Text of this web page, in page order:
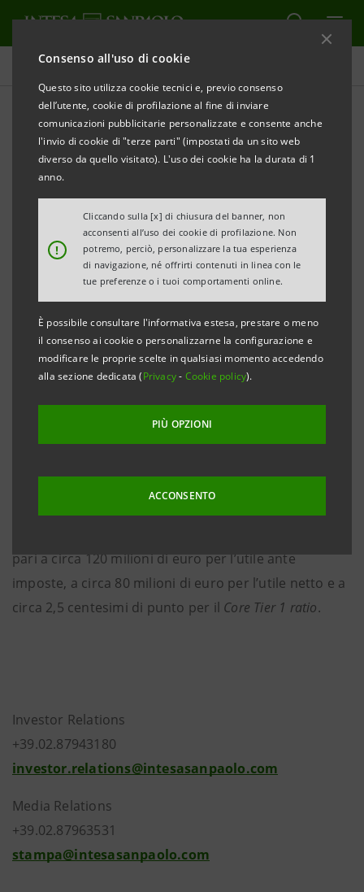
Consenso all'uso di cookie
Questo sito utilizza cookie tecnici e, previo consenso
dell’utente, cookie di profilazione al fine di inviare
comunicazioni pubblicitarie personalizzate e consente anche
l'invio di cookie di "terze parti" (impostati da un sito web
diverso da quello visitato). L'uso dei cookie ha la durata di 1
anno.
!
Cliccando sulla [x] di chiusura del banner, non
acconsenti all’uso dei cookie di profilazione. Non
potremo, perciò, personalizzare la tua esperienza
di navigazione, né offrirti contenuti in linea con le
tue preferenze o i tuoi comportamenti online.
È possibile consultare l'informativa estesa, prestare o meno
il consenso ai cookie o personalizzarne la configurazione e
modificare le proprie scelte in qualsiasi momento accedendo
alla sezione dedicata (Privacy- Cookie policy).
PIÙ OPZIONI
ACCONSENTO
Comunicati stampa
STAMPA AGGIORNA
INTESA SANPAOLO PERFEZIONA LO SCAMBIO DI
TITOLI SUBORDINATI DI TIPO LOWER TIER II IN
CON UN TITOLO SENIOR DI NUOVA EMISSIONE
Torino, Milano, 9 novembre 2012–Oggi è stato
perfezionato lo scambio da parte di Intesa Sanpaolo
dei propri titoli subordinati di tipo Lower Tier II in
circolazione con un titolo
senior
di nuova emissione ai
sensi delle Offerte di Scambio pubblicate il 25 ottobre
pari a circa 120 milioni di euro per l’utile ante
imposte, a circa 80 milioni di euro per l’utile netto e a
circa 2,5 centesimi di punto per il Core Tier 1 ratio.
Investor Relations
+39.02.87943180
investor.relations@intesasanpaolo.com
Media Relations
+39.02.87963531
stampa@intesasanpaolo.com